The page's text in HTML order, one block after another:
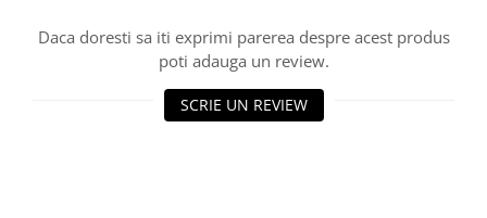
Daca doresti sa iti exprimi parerea despre acest produs
poti adauga un review.
SCRIE UN REVIEW